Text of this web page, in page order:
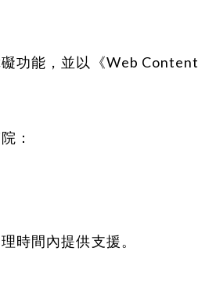
功能，並以《Web Content
：
時間內提供支援。